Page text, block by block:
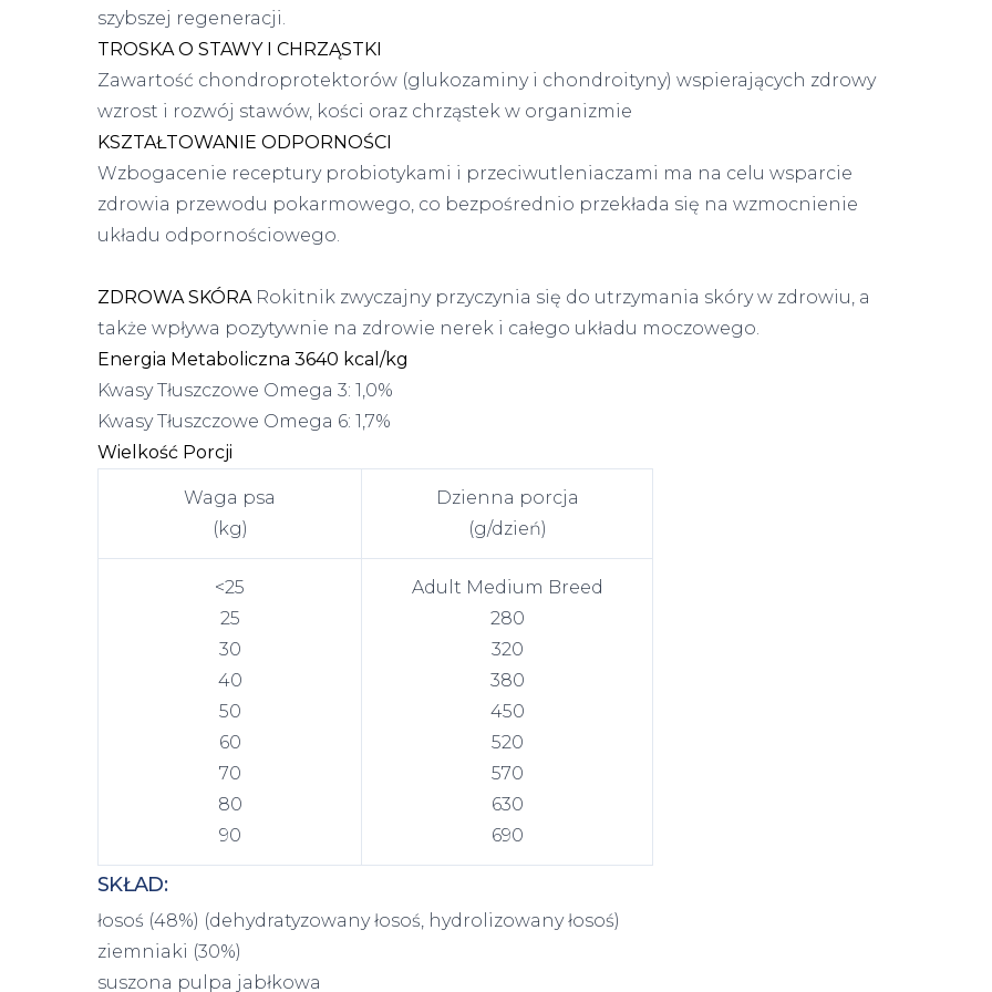
szybszej regeneracji.
TROSKA O STAWY I CHRZĄSTKI
Zawartość chondroprotektorów (glukozaminy i chondroityny) wspierających zdrowy
wzrost i rozwój stawów, kości oraz chrząstek w organizmie
KSZTAŁTOWANIE ODPORNOŚCI
Wzbogacenie receptury probiotykami i przeciwutleniaczami ma na celu wsparcie
zdrowia przewodu pokarmowego, co bezpośrednio przekłada się na wzmocnienie
układu odpornościowego.
ZDROWA SKÓRARokitnik zwyczajny przyczynia się do utrzymania skóry w zdrowiu, a
także wpływa pozytywnie na zdrowie nerek i całego układu moczowego.
Energia Metaboliczna 3640 kcal/kg
Kwasy Tłuszczowe Omega 3: 1,0%
Kwasy Tłuszczowe Omega 6: 1,7%
Wielkość Porcji
Waga psa
(kg)
Dzienna porcja
(g/dzień)
<25
25
30
40
50
60
70
80
90
Adult Medium Breed
280
320
380
450
520
570
630
690
SKŁAD:
łosoś (48%) (dehydratyzowany łosoś, hydrolizowany łosoś)
ziemniaki (30%)
suszona pulpa jabłkowa